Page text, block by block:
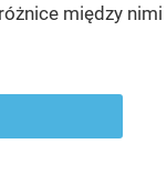
między nimi